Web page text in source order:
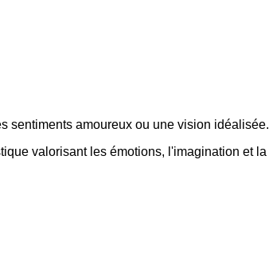
sentiments amoureux ou une vision idéalisée.
valorisant les émotions, l'imagination et la